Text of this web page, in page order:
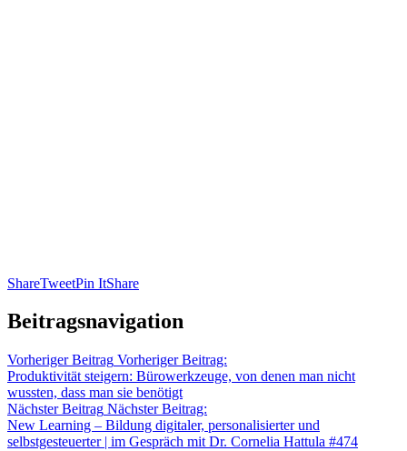
ShareTweetPin ItShare
Beitragsnavigation
Vorheriger Beitrag Vorheriger Beitrag:
Produktivität steigern: Bürowerkzeuge, von denen man nicht
wussten, dass man sie benötigt
Nächster Beitrag Nächster Beitrag:
New Learning – Bildung digitaler, personalisierter und
selbstgesteuerter | im Gespräch mit Dr. Cornelia Hattula #474